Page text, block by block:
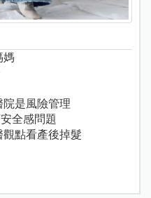
媽
是風險管理
全感問題
點看產後掉髮